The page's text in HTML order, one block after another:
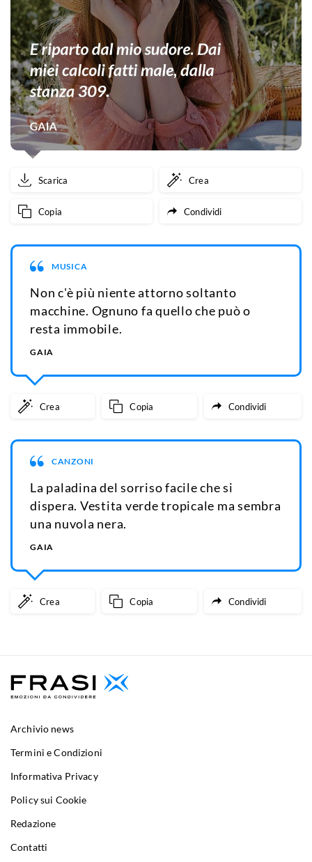
Scarica Crea
Copia Condividi
MUSICA
Non c'è più niente attorno soltanto
macchine. Ognuno fa quello che può o
resta immobile.
GAIA
Crea Copia Condividi
CANZONI
La paladina del sorriso facile che si
dispera. Vestita verde tropicale ma sembra
una nuvola nera.
GAIA
Crea Copia Condividi
Archivio news
Termini e Condizioni
Informativa Privacy
Policy sui Cookie
Redazione
Contatti